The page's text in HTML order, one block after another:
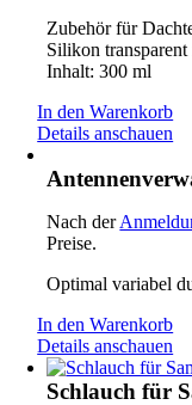
Zubehör für
Silikon
Inhalt: 300 ml
In den Warenkorb
Details anschauen
Nach der
Preise.
Optimal variabel
In den Warenkorb
Details anschauen
Schlauch für